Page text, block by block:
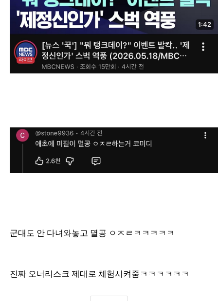
군대도 안 다녀와놓고 멸공 ㅇㅈㄹㅋㅋㅋㅋㅋ
진짜 오너리스크 제대로 체험시켜줌ㅋㅋㅋㅋㅋㅋ